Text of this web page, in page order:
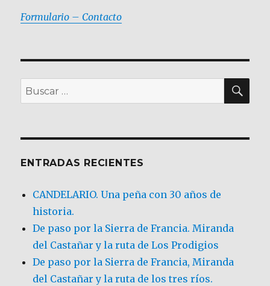
Formulario – Contacto
Buscar
por:
ENTRADAS RECIENTES
CANDELARIO. Una peña con 30 años de
historia.
De paso por la Sierra de Francia. Miranda
del Castañar y la ruta de Los Prodigios
De paso por la Sierra de Francia, Miranda
del Castañar y la ruta de los tres ríos.